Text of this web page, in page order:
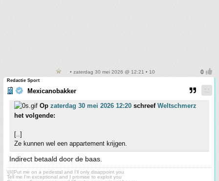
• zaterdag 30 mei 2026 @ 12:21 • 10
Redactie Sport
Mexicanobakker
Op zaterdag 30 mei 2026 12:20 schreef Weltschmerz
het volgende:
[..]
Ze kunnen wel een appartement krijgen.
Indirect betaald door de baas.
\[i\]Put me on a pedestal and I'll only disappoint you
Tell me I'm exceptional and I promise to exploit you